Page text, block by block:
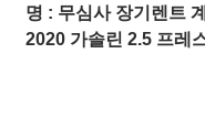
명 : 무심사 장기렌트
2020 가솔린 2.5 프레